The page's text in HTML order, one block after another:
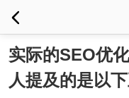
实际的SEO优
人提及的是以